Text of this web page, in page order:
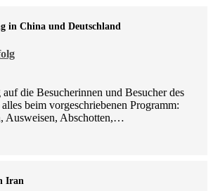
in China und Deutschland
die Besucherinnen und Besucher des
beim vorgeschriebenen Programm:
Ausweisen, Abschotten,…
Iran